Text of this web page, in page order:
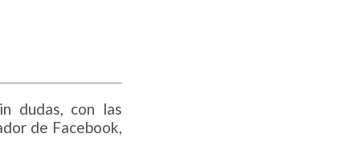
dudas, con las
de Facebook,